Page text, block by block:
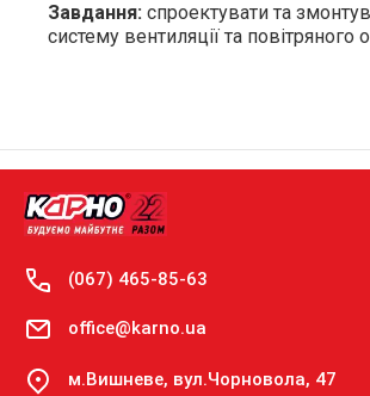
Завдання: спроектувати та
систему вентиляції та повітряного
(067) 465-85-63
office@karno.ua
м.Вишневе, вул.Чорновола, 47